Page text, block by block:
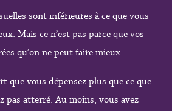
sont inférieures à ce que vous
Mais ce n’est pas parce que vos
qu’on ne peut faire mieux.
que vous dépensez plus que ce que
pas atterré. Au moins, vous avez